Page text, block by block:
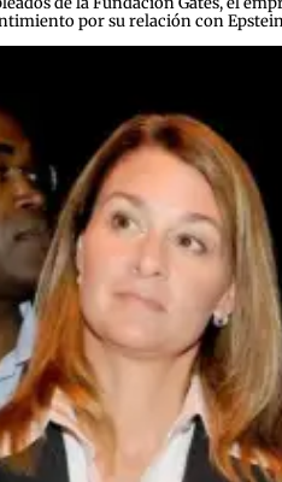
por su relación con